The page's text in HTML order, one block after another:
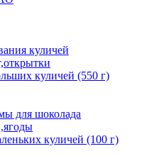
куличей
куличей (550 г)
для шоколада
куличей (100 г)